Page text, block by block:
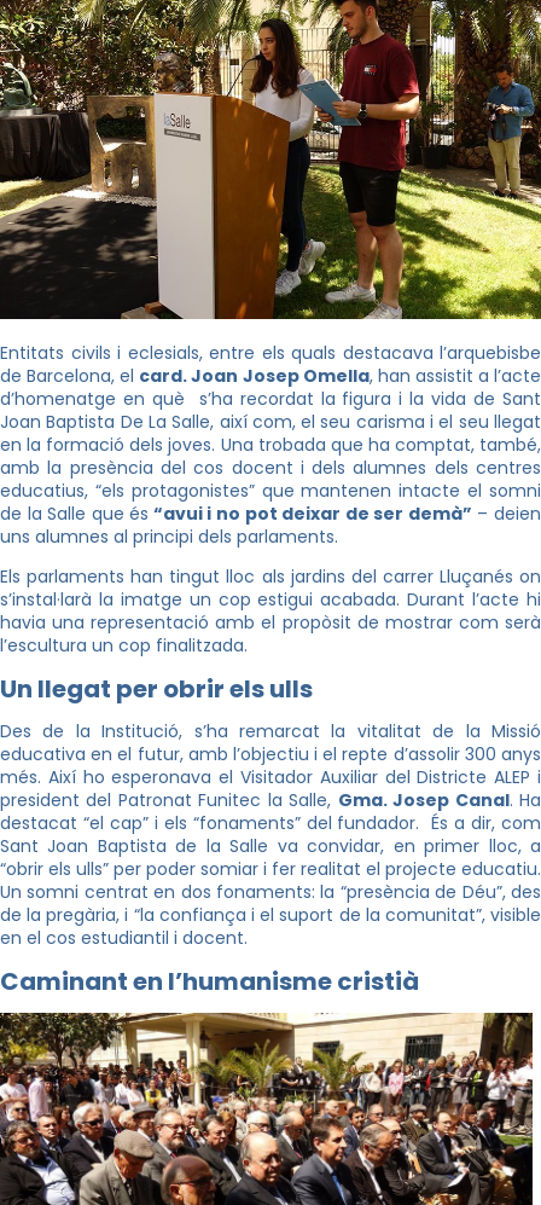
Entitats civils i eclesials, entre els quals destacava l’arquebisbe
de Barcelona, el card. Joan Josep Omella, han assistit a l’acte
d’homenatge en què s’ha recordat la figura i la vida de Sant
Joan Baptista De La Salle, així com, el seu carisma i el seu llegat
en la formació dels joves. Una trobada que ha comptat, també,
amb la presència del cos docent i dels alumnes dels centres
educatius, “els protagonistes” que mantenen intacte el somni
de la Salle que és “avui i no pot deixar de ser demà” – deien
uns alumnes al principi dels parlaments.
Els parlaments han tingut lloc als jardins del carrer Lluçanés on
s’instal·larà la imatge un cop estigui acabada. Durant l’acte hi
havia una representació amb el propòsit de mostrar com serà
l’escultura un cop finalitzada.
Un llegat per obrir els ulls
Des de la Institució, s’ha remarcat la vitalitat de la Missió
educativa en el futur, amb l’objectiu i el repte d’assolir 300 anys
més. Així ho esperonava el Visitador Auxiliar del Districte ALEP i
president del Patronat Funitec la Salle, Gma. Josep Canal. Ha
destacat “el cap” i els “fonaments” del fundador. És a dir, com
Sant Joan Baptista de la Salle va convidar, en primer lloc, a
“obrir els ulls” per poder somiar i fer realitat el projecte educatiu.
Un somni centrat en dos fonaments: la “presència de Déu”, des
de la pregària, i “la confiança i el suport de la comunitat”, visible
en el cos estudiantil i docent.
Caminant en l’humanisme cristià